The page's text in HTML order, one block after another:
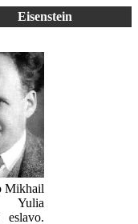
Eisenstein
Mikhail
Yulia
eslavo.